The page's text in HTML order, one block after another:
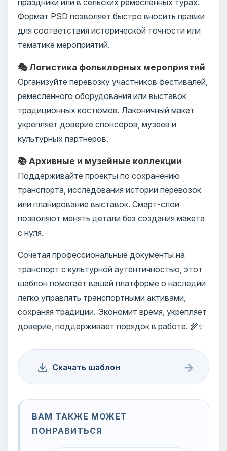
Формат PSD позволяет быстро вносить правки
для соответствия исторической точности или
тематике мероприятий.
🎭 Логистика фольклорных мероприятий
Организуйте перевозку участников фестивалей,
ремесленного оборудования или выставок
традиционных костюмов. Лаконичный макет
укрепляет доверие спонсоров, музеев и
культурных партнеров.
📚 Архивные и музейные коллекции
Поддерживайте проекты по сохранению
транспорта, исследования истории перевозок
или планирование выставок. Смарт-слои
позволяют менять детали без создания макета
с нуля.
Сочетая профессиональные документы на
транспорт с культурной аутентичностью, этот
шаблон помогает вашей платформе о наследии
легко управлять транспортными активами,
сохраняя традиции. Экономит время, укрепляет
доверие, поддерживает порядок в работе. 🌾✨
Скачать шаблон →
ВАМ ТАКЖЕ МОЖЕТ
ПОНРАВИТЬСЯ